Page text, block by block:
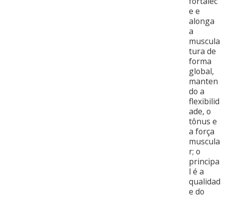
e e
alonga
a
muscula
tura de
forma
global,
manten
do a
flexibilid
ade, o
tônus e
a força
muscula
r; o
principa
l é a
qualidad
e do